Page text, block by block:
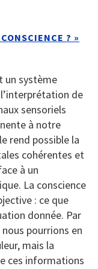
? »
un système
de
sensoriels
à notre
rend possible la
cohérentes et
à un
La conscience
: ce que
donnée. Par
pourrions en
mais la
ces informations